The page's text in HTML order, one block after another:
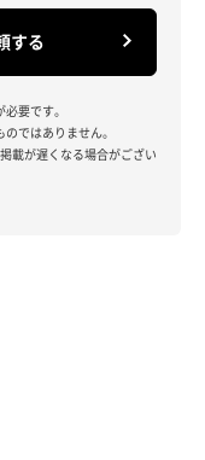
する
要です。
ではありません。
載が遅くなる場合がござい